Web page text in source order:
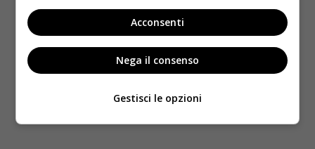
Acconsenti
Nega il consenso
Gestisci le opzioni